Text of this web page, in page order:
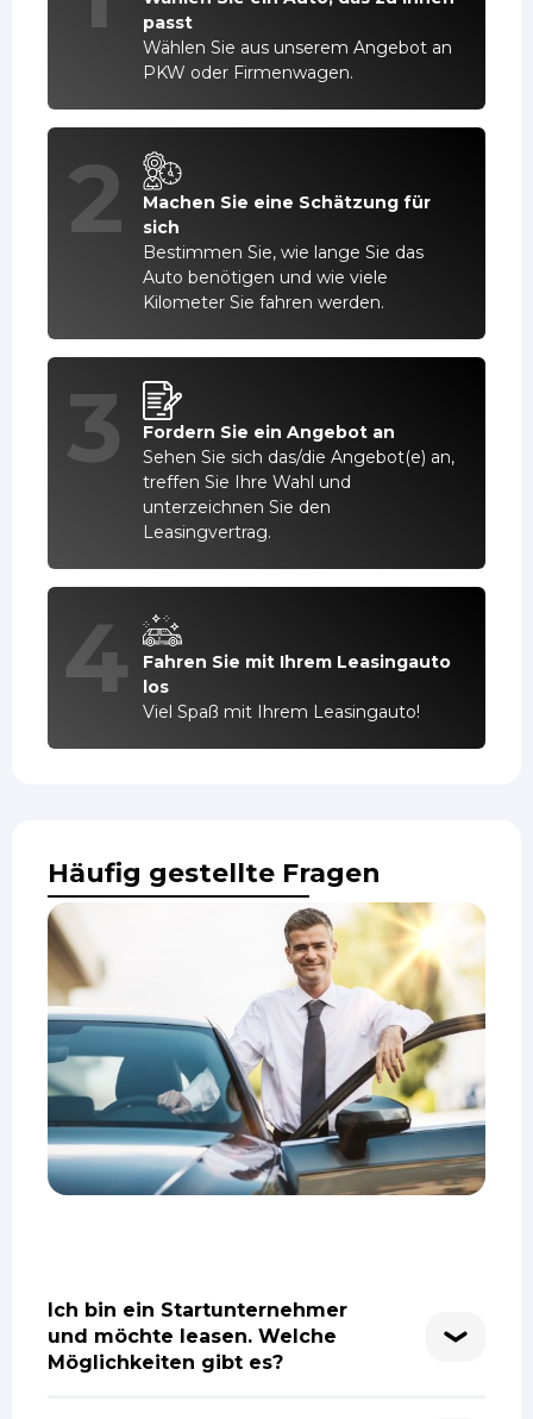
passt
Wählen Sie aus unserem Angebot an
PKW oder Firmenwagen.
2
Machen Sie eine Schätzung für
sich
Bestimmen Sie, wie lange Sie das
Auto benötigen und wie viele
Kilometer Sie fahren werden.
3
Fordern Sie ein Angebot an
Sehen Sie sich das/die Angebot(e) an,
treffen Sie Ihre Wahl und
unterzeichnen Sie den
Leasingvertrag.
4
Fahren Sie mit Ihrem Leasingauto
los
Viel Spaß mit Ihrem Leasingauto!
Häufig gestellte Fragen
Ich bin ein Startunternehmer
und möchte leasen. Welche
Möglichkeiten gibt es?